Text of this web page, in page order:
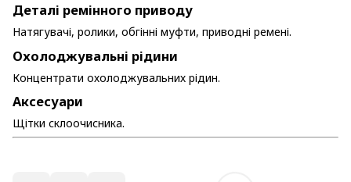
Деталі ремінного приводу
Натягувачі, ролики, обгінні муфти, приводні ремені.
Охолоджувальні рідини
Концентрати охолоджувальних рідин.
Аксесуари
Щітки склоочисника.